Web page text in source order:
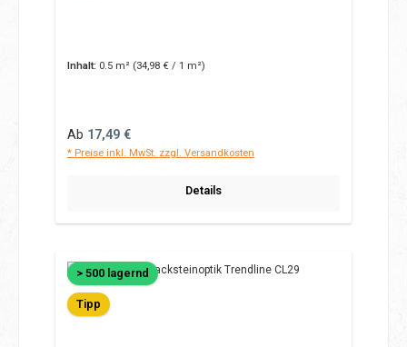
Inhalt: 0.5 m² (34,98 € / 1 m²)
Regulärer Preis:
Ab 17,49 €
* Preise inkl. MwSt. zzgl. Versandkosten
Details
> 500 lagernd
Tipp